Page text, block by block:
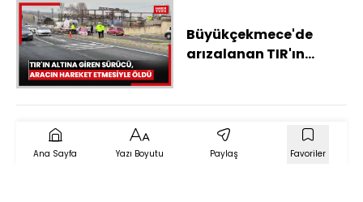
Büyükçekmece'de
arızalanan TIR'ın
etmesiyle öldü
Ana Sayfa Yazı Boyutu Paylaş Favoriler